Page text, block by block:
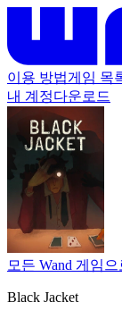
이용 방법게임 목
내 계정다운로드
모든 Wand 게임으
Black Jacket